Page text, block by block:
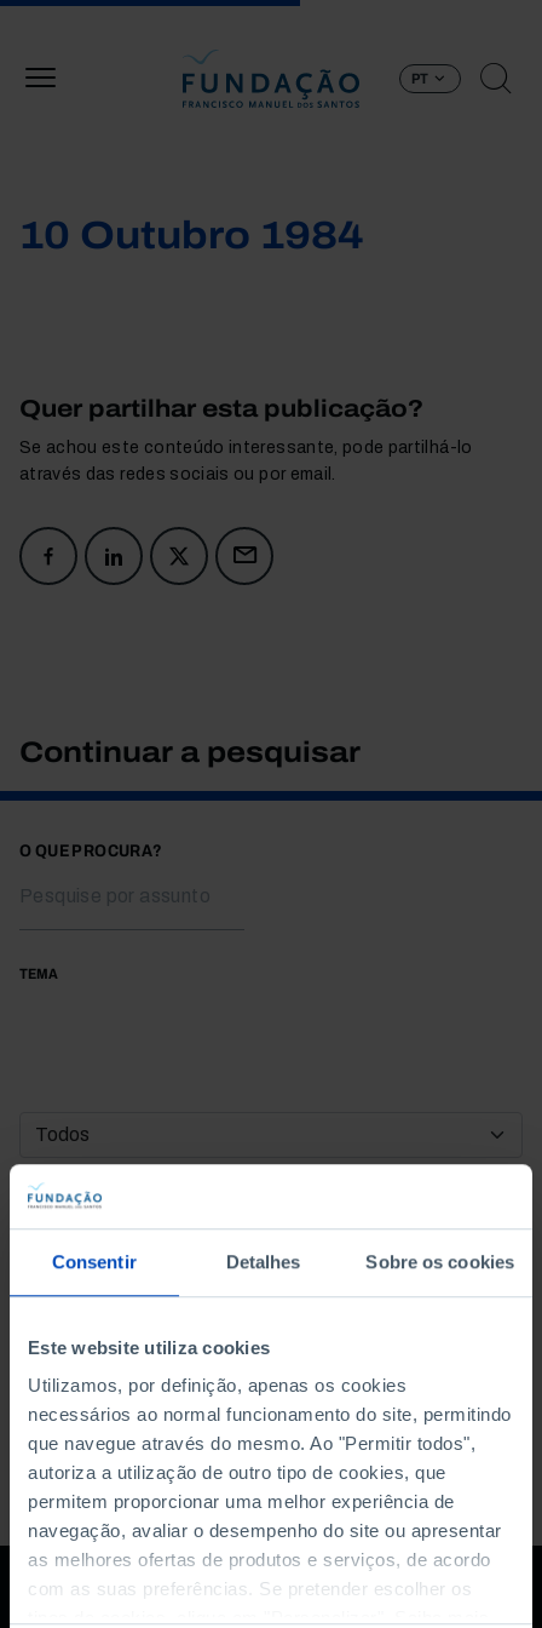
Consentir Detalhes Sobre os cookies
Este website utiliza cookies
Utilizamos, por definição, apenas os cookies
necessários ao normal funcionamento do site, permitindo
que navegue através do mesmo. Ao "Permitir todos",
autoriza a utilização de outro tipo de cookies, que
permitem proporcionar uma melhor experiência de
navegação, avaliar o desempenho do site ou apresentar
as melhores ofertas de produtos e serviços, de acordo
com as suas preferências. Se pretender escolher os
PT
10 Outubro 1984
Quer partilhar esta publicação?
Se achou este conteúdo interessante, pode partilhá-lo
através das redes sociais ou por email.
Continuar a pesquisar
O QUE PROCURA?
TEMA
DATA DE INÍCIO
DATA DE FIM